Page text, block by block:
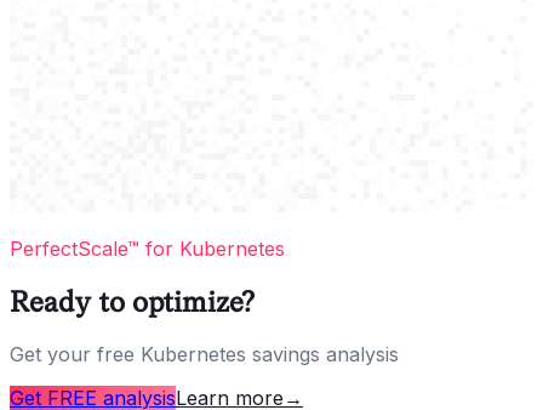
PerfectScale™ for Kubernetes
Ready to optimize?
Get your free Kubernetes savings analysis
Get FREE analysisLearn more →